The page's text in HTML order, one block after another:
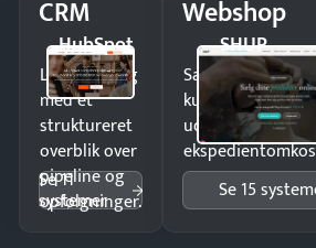
CRM
HubSpot
Luk flere salg
med et
struktureret
overblik over
pipeline og
opfølgninger.
Se 11
systemer
Webshop
SHUP
Sælg produkter
kunder i hele
uden
Se 15